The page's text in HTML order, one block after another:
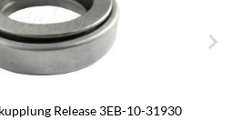
Release 3EB-10-31930